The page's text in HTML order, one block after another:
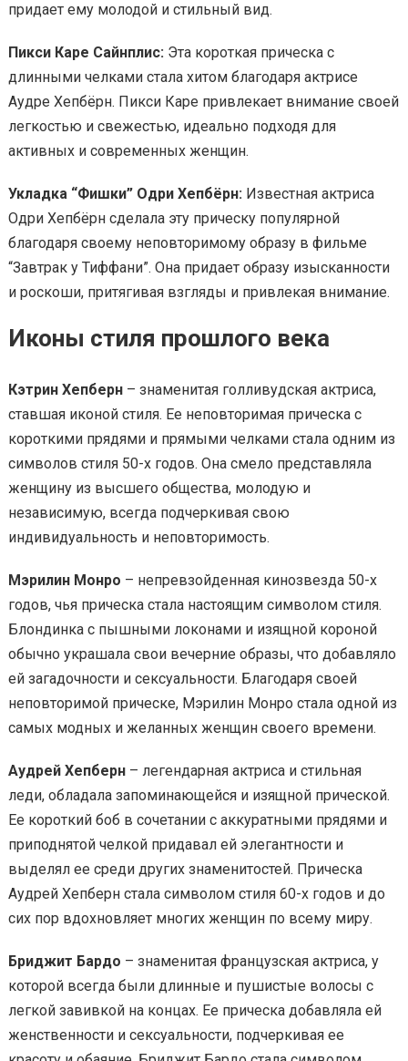
придает ему молодой и стильный вид.
Пикси Каре Сайнплис:Эта короткая прическа с
длинными челками стала хитом благодаря актрисе
Аудре Хепбёрн. Пикси Каре привлекает внимание своей
легкостью и свежестью, идеально подходя для
активных и современных женщин.
Укладка “Фишки” Одри Хепбёрн:Известная актриса
Одри Хепбёрн сделала эту прическу популярной
благодаря своему неповторимому образу в фильме
“Завтрак у Тиффани”. Она придает образу изысканности
и роскоши, притягивая взгляды и привлекая внимание.
Иконы стиля прошлого века
Кэтрин Хепберн– знаменитая голливудская актриса,
ставшая иконой стиля. Ее неповторимая прическа с
короткими прядями и прямыми челками стала одним из
символов стиля 50-х годов. Она смело представляла
женщину из высшего общества, молодую и
независимую, всегда подчеркивая свою
индивидуальность и неповторимость.
Мэрилин Монро – непревзойденная кинозвезда 50-х
годов, чья прическа стала настоящим символом стиля.
Блондинка с пышными локонами и изящной короной
обычно украшала свои вечерние образы, что добавляло
ей загадочности и сексуальности. Благодаря своей
неповторимой прическе, Мэрилин Монро стала одной из
самых модных и желанных женщин своего времени.
Аудрей Хепберн– легендарная актриса и стильная
леди, обладала запоминающейся и изящной прической.
Ее короткий боб в сочетании с аккуратными прядями и
приподнятой челкой придавал ей элегантности и
выделял ее среди других знаменитостей. Прическа
Аудрей Хепберн стала символом стиля 60-х годов и до
сих пор вдохновляет многих женщин по всему миру.
Бриджит Бардо – знаменитая французская актриса, у
которой всегда были длинные и пушистые волосы с
легкой завивкой на концах. Ее прическа добавляла ей
женственности и сексуальности, подчеркивая ее